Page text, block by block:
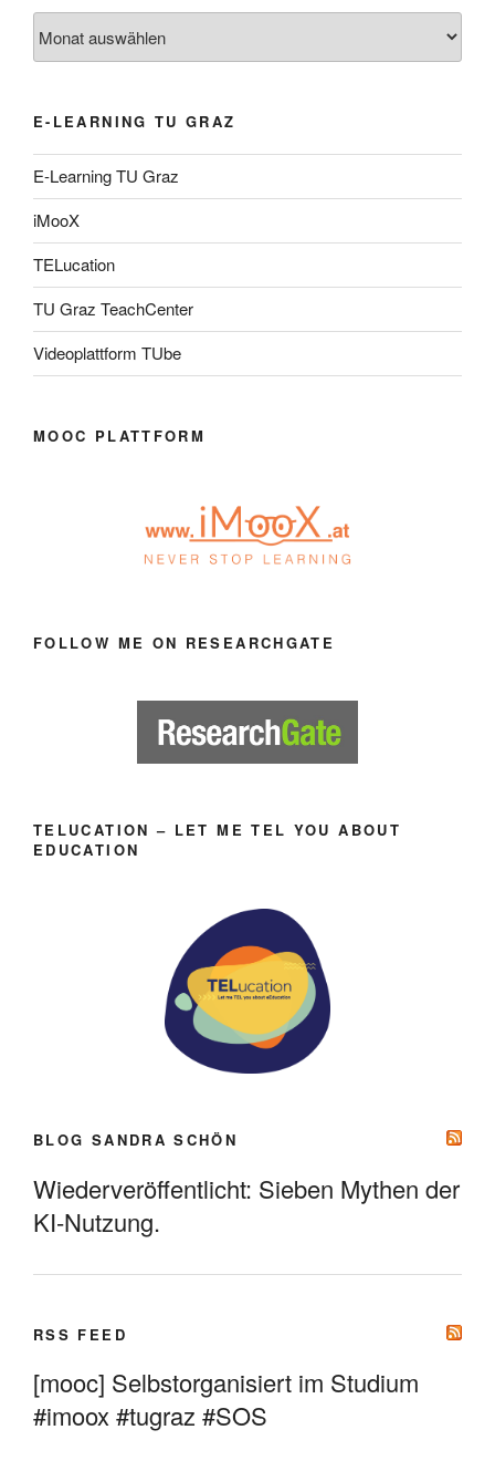
E-LEARNING TU GRAZ
E-Learning TU Graz
iMooX
TELucation
TU Graz TeachCenter
Videoplattform TUbe
MOOC PLATTFORM
FOLLOW ME ON RESEARCHGATE
TELUCATION – LET ME TEL YOU ABOUT
EDUCATION
BLOG SANDRA SCHÖN
Wiederveröffentlicht: Sieben Mythen der
KI-Nutzung.
RSS FEED
[mooc] Selbstorganisiert im Studium
#imoox #tugraz #SOS